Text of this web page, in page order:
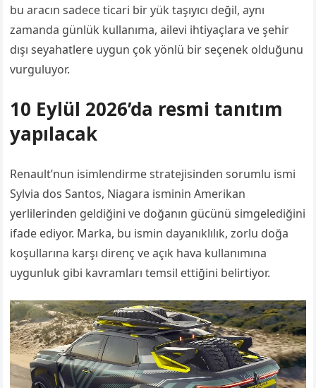
bu aracın sadece ticari bir yük taşıyıcı değil, aynı
zamanda günlük kullanıma, ailevi ihtiyaçlara ve şehir
dışı seyahatlere uygun çok yönlü bir seçenek olduğunu
vurguluyor.
10 Eylül 2026’da resmi tanıtım
yapılacak
Renault’nun isimlendirme stratejisinden sorumlu ismi
Sylvia dos Santos, Niagara isminin Amerikan
yerlilerinden geldiğini ve doğanın gücünü simgelediğini
ifade ediyor. Marka, bu ismin dayanıklılık, zorlu doğa
koşullarına karşı direnç ve açık hava kullanımına
uygunluk gibi kavramları temsil ettiğini belirtiyor.